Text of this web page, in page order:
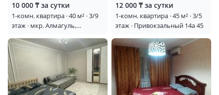
10 000 ₸ за сутки
1-комн. квартира · 40 м² · 3/9
этаж · мкр. Алмагуль,
Бейбарса
12 000 ₸ за сутки
1-комн. квартира · 45 м² · 3/5
этаж · Привокзальный 14а 45